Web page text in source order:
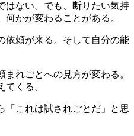
はない。でも、断りたい気持
かが変わることがある。
依頼が来る。そして自分の能
まれごとへの見方が変わる。
くる。
「これは試されごとだ」と思